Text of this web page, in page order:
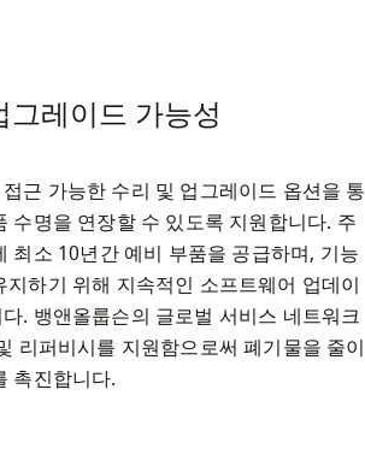
그레이드 가능성
근 가능한 수리 및 업그레이드 옵션을 통
수명을 연장할 수 있도록 지원합니다. 주
최소 10년간 예비 부품을 공급하며, 기능
지하기 위해 지속적인 소프트웨어 업데이
. 뱅앤올룹슨의 글로벌 서비스 네트워크
리퍼비시를 지원함으로써 폐기물을 줄이
촉진합니다.